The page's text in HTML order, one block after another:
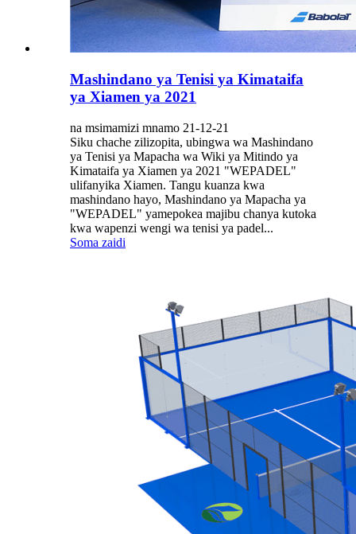
Mashindano ya Tenisi ya Kimataifa
ya Xiamen ya 2021
na msimamizi mnamo 21-12-21
Siku chache zilizopita, ubingwa wa Mashindano
ya Tenisi ya Mapacha wa Wiki ya Mitindo ya
Kimataifa ya Xiamen ya 2021 "WEPADEL"
ulifanyika Xiamen. Tangu kuanza kwa
mashindano hayo, Mashindano ya Mapacha ya
"WEPADEL" yamepokea majibu chanya kutoka
kwa wapenzi wengi wa tenisi ya padel...
Soma zaidi